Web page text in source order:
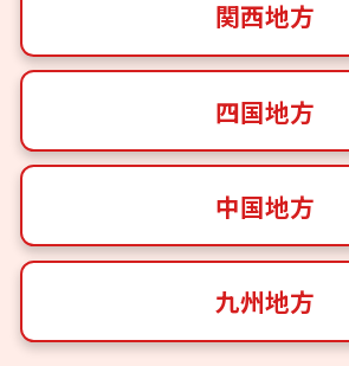
関西地方
四国地方
中国地方
九州地方